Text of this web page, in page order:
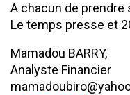
A chacun de
Le temps presse et
Mamadou BARRY,
Analyste Financier